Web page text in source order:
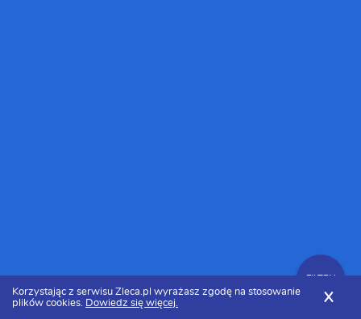
FILTRY
Korzystając z serwisu Zleca.pl wyrażasz zgodę na stosowanie
plików cookies. Dowiedz się więcej. X